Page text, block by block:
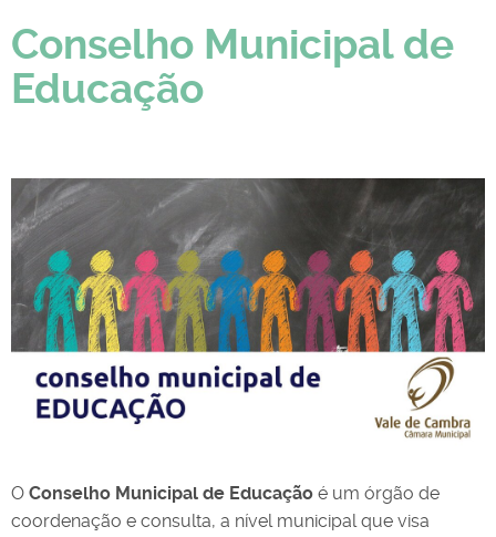
Conselho Municipal de
Educação
O Conselho Municipal de Educação é um órgão de
coordenação e consulta, a nível municipal que visa